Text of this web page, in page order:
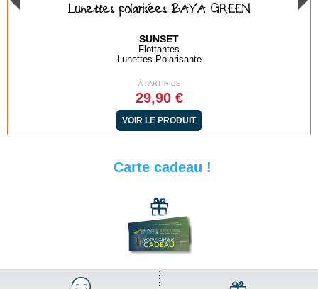
Lunettes polarisées BAYA GREEN
SUNSET
Flottantes
Lunettes Polarisante
À PARTIR DE
29,90 €
VOIR LE PRODUIT
Carte cadeau !